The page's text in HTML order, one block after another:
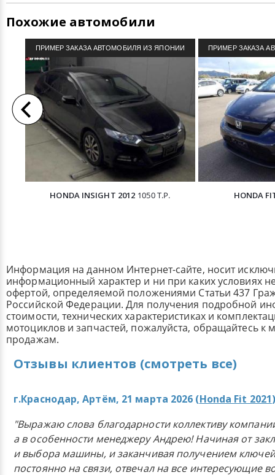
Похожие автомобили
ПРИМЕР ЗАКАЗА АВТОМОБИЛЯ ИЗ ЯПОНИИ
HONDA INSIGHT 2012 1050 Т.Р.
ПРИМЕР ЗАКАЗА
HONDA
Информация на данном Интернет-сайте, носит
информационный характер и ни при каких условиях
офертой, определяемой положениями Статьи 437
Российской Федерации. Для получения подробной
стоимости, технических характеристиках и
мотоциклов и запчастей, пожалуйста, обращайтесь к
продажам.
Отзывы клиентов (смотреть все)
г.Краснодар, Артём, 21 марта 2026 (Honda Fit 2021
"Выражаю слова благодарности коллективу
а в особенности менеджеру Андрею! Начиная от
и выбора машины, и заканчивая получением
постоянно на связи, отвечал на все интересующие